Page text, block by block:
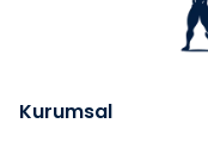
Kurumsal